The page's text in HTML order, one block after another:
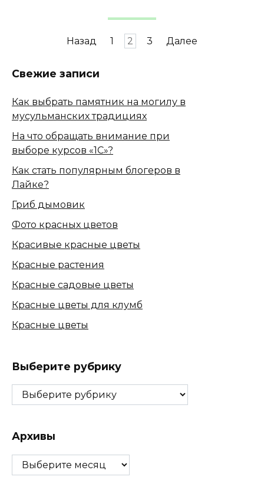
ПагинацияНазад 1 2 3 Далее
Свежие записи
Как выбрать памятник на могилу в
мусульманских традициях
На что обращать внимание при
выборе курсов «1С»?
Как стать популярным блогеров в
Лайке?
Гриб дымовик
Фото красных цветов
Красивые красные цветы
Красные растения
Красные садовые цветы
Красные цветы для клумб
Красные цветы
Выберите рубрику
Выберите
рубрику
Архивы
Архивы